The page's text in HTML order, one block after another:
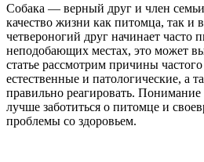
Собака — верный друг и член
качество жизни как питомца, так и
четвероногий друг начинает часто
неподобающих местах, это может
статье рассмотрим причины
естественные и патологические, а
правильно реагировать.
лучше заботиться о питомце и
проблемы со здоровьем.